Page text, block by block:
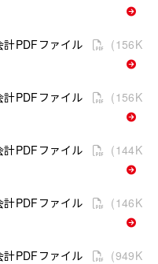
PDFファイル
(156K
PDFファイル
(156K
PDFファイル
(144K
PDFファイル
(146K
PDFファイル
(949K